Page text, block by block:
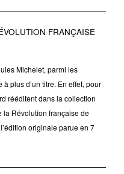
FRANÇAISE
Michelet, parmi les
plus d’un titre. En effet, pour
rééditent dans la collection
la Révolution française de
originale parue en 7